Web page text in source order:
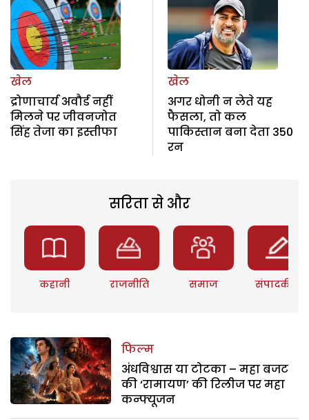
खेल
द्रोणाचार्य अवौर्ड नहीं
मिलने पर जीवनजोत
सिंह तेजा का इस्तीफा
खेल
अगर धोनी न लेते यह
फैसला, तो कल
पाकिस्तान बना देता 350
रन
सरिता से और
कहानी राजनीति समाज संपादकीय
फिल्म
अंधविश्वास या टोटका – महा बजट
की ‘रामायण’ की रिलीज पर महा
कन्फ्यूजन